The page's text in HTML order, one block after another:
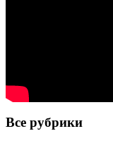
Все рубрики